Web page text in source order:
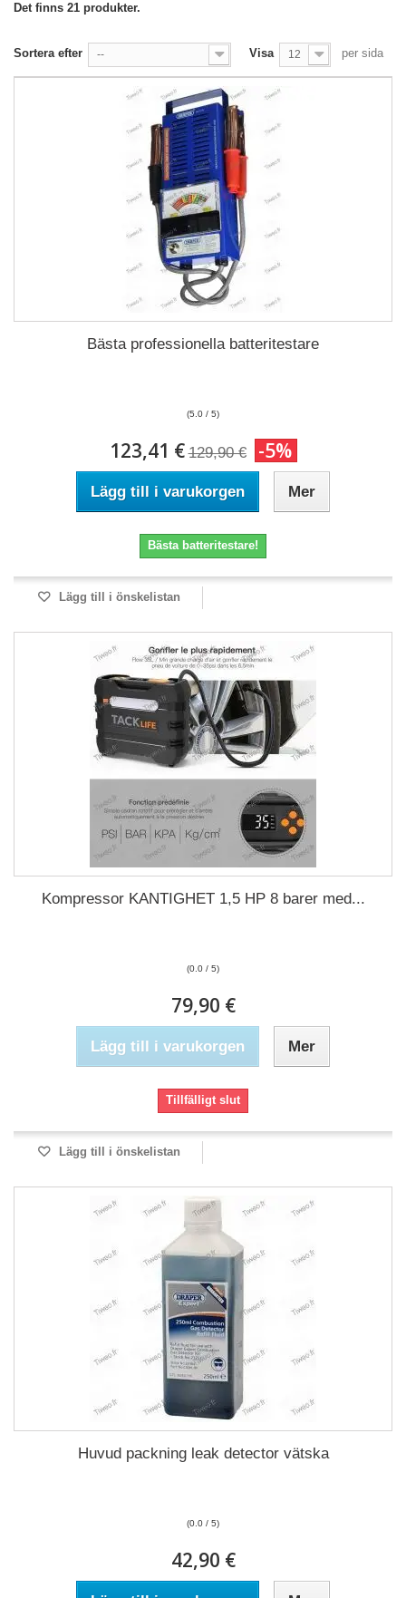
Det finns 21 produkter.
Sortera efter -- Visa 12 per sida
Bästa professionella batteritestare
(5.0 / 5)
123,41 € 129,90 € -5%
Lägg till i varukorgen Mer
Bästa batteritestare!
Lägg till i önskelistan
Kompressor KANTIGHET 1,5 HP 8 barer med...
(0.0 / 5)
79,90 €
Lägg till i varukorgen Mer
Tillfälligt slut
Lägg till i önskelistan
Huvud packning leak detector vätska
(0.0 / 5)
42,90 €